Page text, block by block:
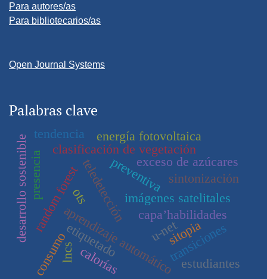
Para autores/as
Para bibliotecarios/as
Open Journal Systems
Palabras clave
teledetección
aprendizaje automático
clasificación de vegetación
imágenes satelitales
u-net
random forest capa’habilidades
desarrollo sostenible preventiva
transiciones
ots
sintonización
energía fotovoltaica
etiquetado
exceso de azúcares
calorías
consumo estudiantes
lncs
presencia
tendencia
sitopia